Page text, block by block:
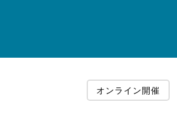
オンライン開催